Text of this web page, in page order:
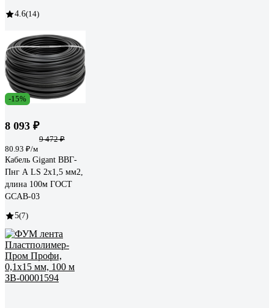
4.6(14)
-15%
8 093 ₽
9 472 ₽
80.93 ₽/м
Кабель Gigant ВВГ-
Пнг А LS 2x1,5 мм2,
длина 100м ГОСТ
GCAB-03
5(7)